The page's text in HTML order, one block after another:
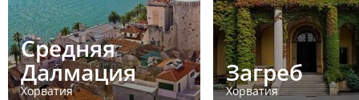
Средняя
Далмация
Хорватия
Загреб
Хорватия